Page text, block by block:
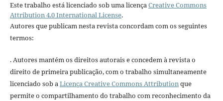
Este trabalho está licenciado sob uma licençaCreative Commons
Attribution 4.0 International License.
Autores que publicam nesta revista concordam com os seguintes
termos:
. Autores mantém os direitos autorais e concedem à revista o
direito de primeira publicação, com o trabalho simultaneamente
licenciado sob aLicença Creative Commons Attributionque
permite o compartilhamento do trabalho com reconhecimento da